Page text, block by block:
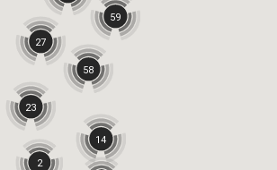
58
14
23
59
27
2